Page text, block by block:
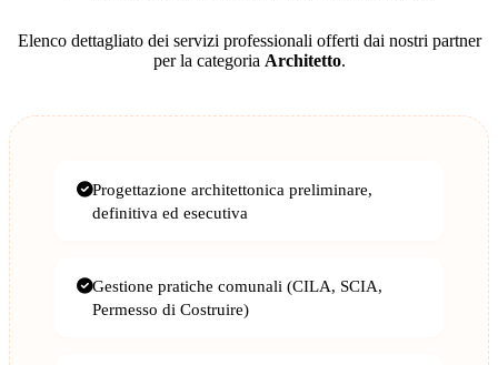
Elenco dettagliato dei servizi professionali offerti dai nostri partner
per la categoria Architetto.
Progettazione architettonica preliminare,
definitiva ed esecutiva
Gestione pratiche comunali (CILA, SCIA,
Permesso di Costruire)